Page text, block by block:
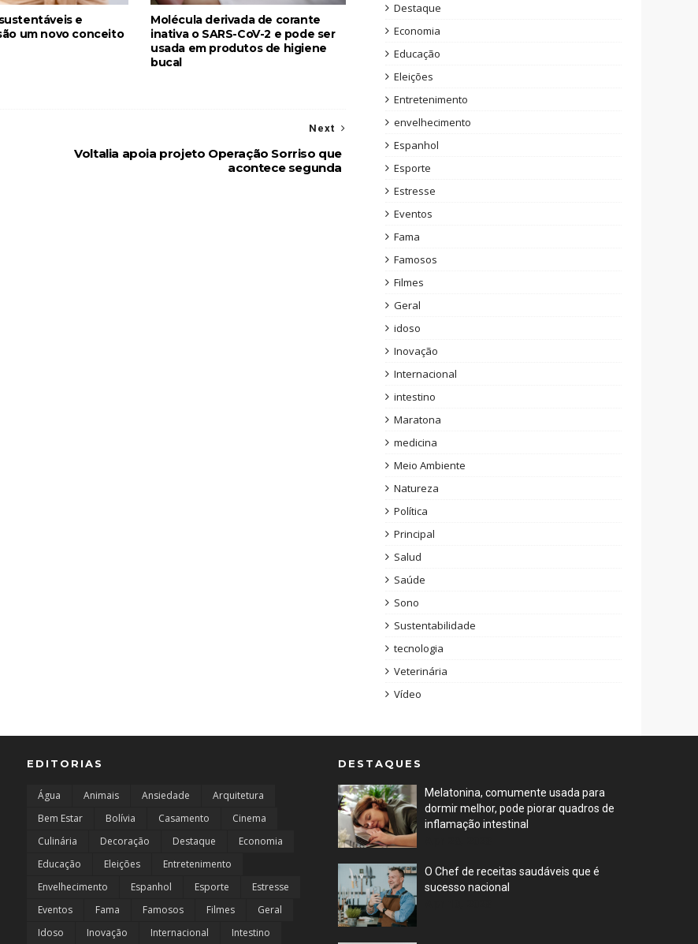
e
um novo conceito
Molécula derivada de corante
inativa o SARS-CoV-2 e pode ser
usada em produtos de higiene
bucal
Next
Voltalia apoia projeto Operação Sorriso que
acontece segunda
Destaque
Economia
Educação
Eleições
Entretenimento
envelhecimento
Espanhol
Esporte
Estresse
Eventos
Fama
Famosos
Filmes
Geral
idoso
Inovação
Internacional
intestino
Maratona
medicina
Meio Ambiente
Natureza
Política
Principal
Salud
Saúde
Sono
Sustentabilidade
tecnologia
Veterinária
Vídeo
EDITORIAS
Água Animais Ansiedade
Arquitetura
Bem Estar
Bolívia Casamento
Cinema
Culinária
Decoração Destaque
Economia
Educação
Eleições
Entretenimento
Envelhecimento
Espanhol Esporte
Estresse
Eventos
Fama Famosos Filmes
Geral
Idoso
Inovação Internacional Intestino
DESTAQUES
Melatonina, comumente usada para
dormir melhor, pode piorar quadros de
inflamação intestinal
O Chef de receitas saudáveis que é
sucesso nacional